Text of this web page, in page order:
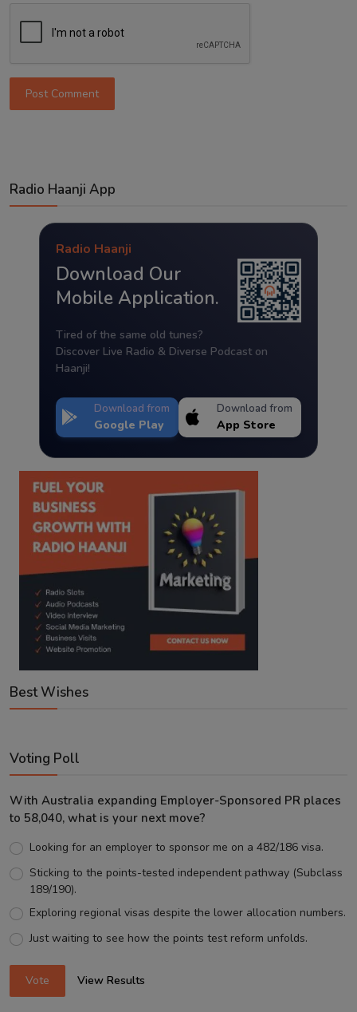
Post Comment
Radio Haanji App
Radio Haanji
Download Our
Mobile Application.
Tired of the same old tunes?
Discover Live Radio & Diverse Podcast on
Haanji!
Download from
Google Play
Download from
App Store
Best Wishes
Voting Poll
With Australia expanding Employer-Sponsored PR places
to 58,040, what is your next move?
Looking for an employer to sponsor me on a 482/186 visa.
Sticking to the points-tested independent pathway (Subclass
189/190).
Exploring regional visas despite the lower allocation numbers.
Just waiting to see how the points test reform unfolds.
Vote View Results